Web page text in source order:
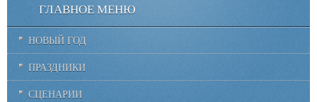
ГЛАВНОЕ МЕНЮ
НОВЫЙ ГОД
ПРАЗДНИКИ
СЦЕНАРИИ